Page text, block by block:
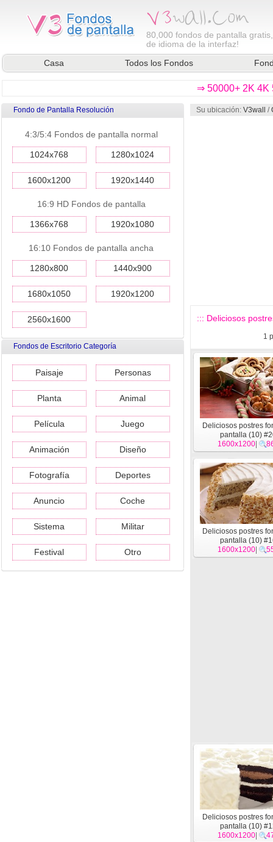
80,000 fondos de pantalla
de idioma de la interfaz!
Casa
Todos los Fondos
⇒ 50000+ 2K 4K
Fondo de Pantalla Resolución
4:3/5:4 Fondos de pantalla normal
1024x768 1280x1024
1600x1200 1920x1440
16:9 HD Fondos de pantalla
1366x768 1920x1080
16:10 Fondos de pantalla ancha
1280x800 1440x900
1680x1050 1920x1200
2560x1600
Fondos de Escritorio Categoría
Paisaje Personas
Planta Animal
Película Juego
Animación Diseño
Fotografía Deportes
Anuncio Coche
Sistema Militar
Festival Otro
Su ubicación: V3wall /
::: Deliciosos
1
Deliciosos postres
pantalla (10)
1600x1200
Deliciosos postres
pantalla (10)
1600x1200
Deliciosos postres
pantalla (10)
1600x1200